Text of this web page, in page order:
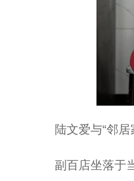
陆文爱与“邻
副百店坐落于当